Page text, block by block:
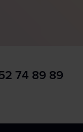
74 89 89